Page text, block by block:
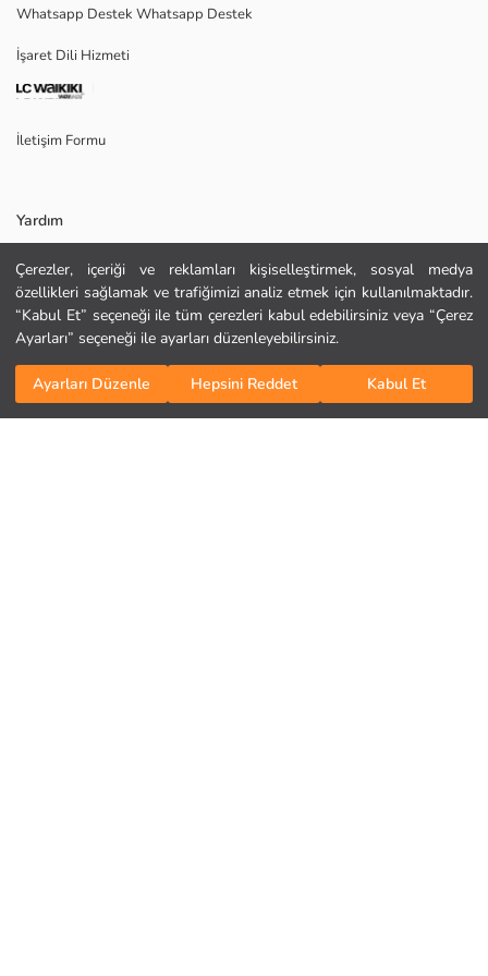
Çerezler, içeriği ve reklamları kişiselleştirmek, sosyal medya
özellikleri sağlamak ve trafiğimizi analiz etmek için kullanılmaktadır.
“Kabul Et” seçeneği ile tüm çerezleri kabul edebilirsiniz veya “Çerez
Ayarları” seçeneği ile ayarları düzenleyebilirsiniz.
Ayarları Düzenle Hepsini Reddet Kabul Et
Sepete Ekle
Marka:
Kalıp:
Kumaş:
KURU TEMİZLEME YAPILAMAZ
YÜKSEK SICAKLIKTA ÜTÜLEYİNİZ
TAMBURLU KURUTMA YAPMAYINIZ
AĞARTICI KULLANMAYINIZ
MAKSİMUM 30 °C SICAKLIKTA YIKAYINIZ
Whatsapp Destek Whatsapp Destek
İşaret Dili Hizmeti
İletişim Formu
Yardım
Sıkça Sorulan Sorular
İade
Hediye Kartı Satın Al
Bizi Takip Edin